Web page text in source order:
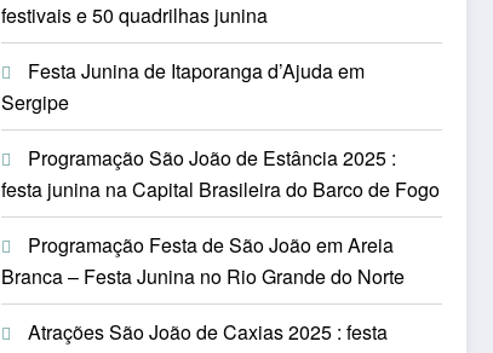
festivais e 50 quadrilhas junina
Festa Junina de Itaporanga d’Ajuda em
Sergipe
Programação São João de Estância 2025 :
festa junina na Capital Brasileira do Barco de Fogo
Programação Festa de São João em Areia
Branca – Festa Junina no Rio Grande do Norte
Atrações São João de Caxias 2025 : festa